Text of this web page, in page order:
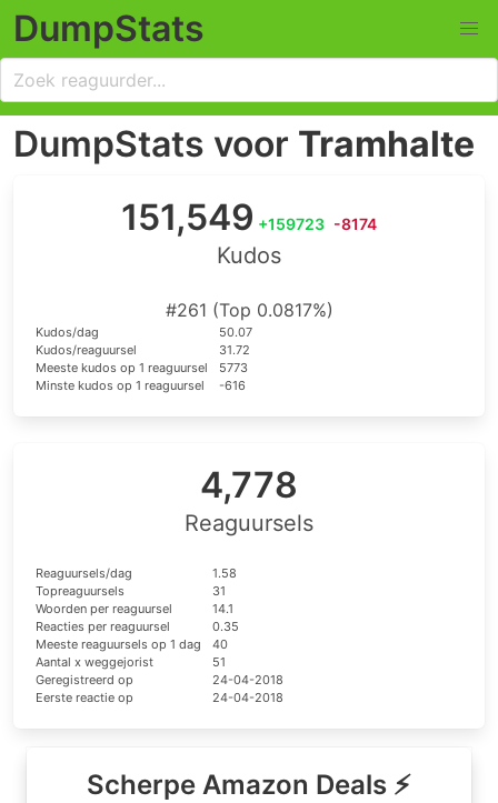
DumpStats
DumpStats voor Tramhalte
151,549 +159723 -8174
Kudos
#261 (Top 0.0817%)
Kudos/dag
50.07
Kudos/reaguursel
31.72
Meeste kudos op 1 reaguursel
5773
Minste kudos op 1 reaguursel
-616
4,778
Reaguursels
Reaguursels/dag
1.58
Topreaguursels
31
Woorden per reaguursel
14.1
Reacties per reaguursel
0.35
Meeste reaguursels op 1 dag
40
Aantal x weggejorist
51
Geregistreerd op
24-04-2018
Eerste reactie op
24-04-2018
Scherpe Amazon Deals ⚡